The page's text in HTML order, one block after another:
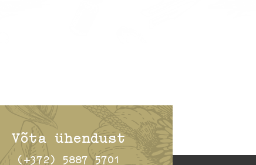
Võta ühendust
(+372) 5887 5701